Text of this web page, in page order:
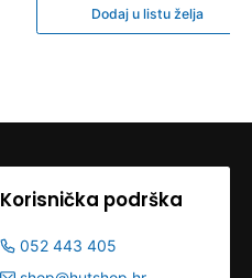
Dodaj u listu želja
Korisnička podrška
052 443 405